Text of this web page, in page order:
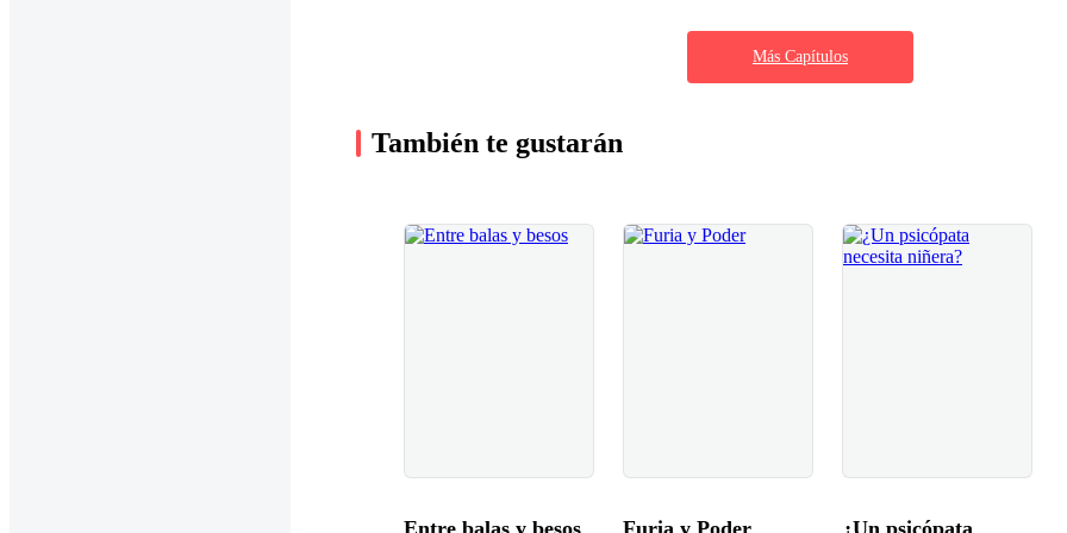
Más Capítulos
También te gustarán
Entre balas y besos Furia y Poder ¿Un psicópata